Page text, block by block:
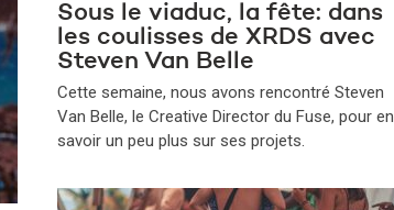
Sous le viaduc, la fête: dans
les coulisses de XRDS avec
Steven Van Belle
​Cette semaine, nous avons rencontré Steven
Van Belle, le Creative Director du Fuse, pour en
savoir un peu plus sur ses projets.